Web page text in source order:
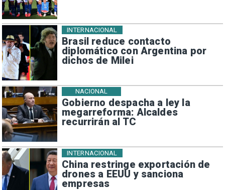
Brasil reduce contacto
diplomático con Argentina por
dichos de Milei
INTERNACIONAL
Gobierno despacha a ley la
megarreforma: Alcaldes
recurrirán al TC
NACIONAL
China restringe exportación de
drones a EEUU y sanciona
empresas
INTERNACIONAL